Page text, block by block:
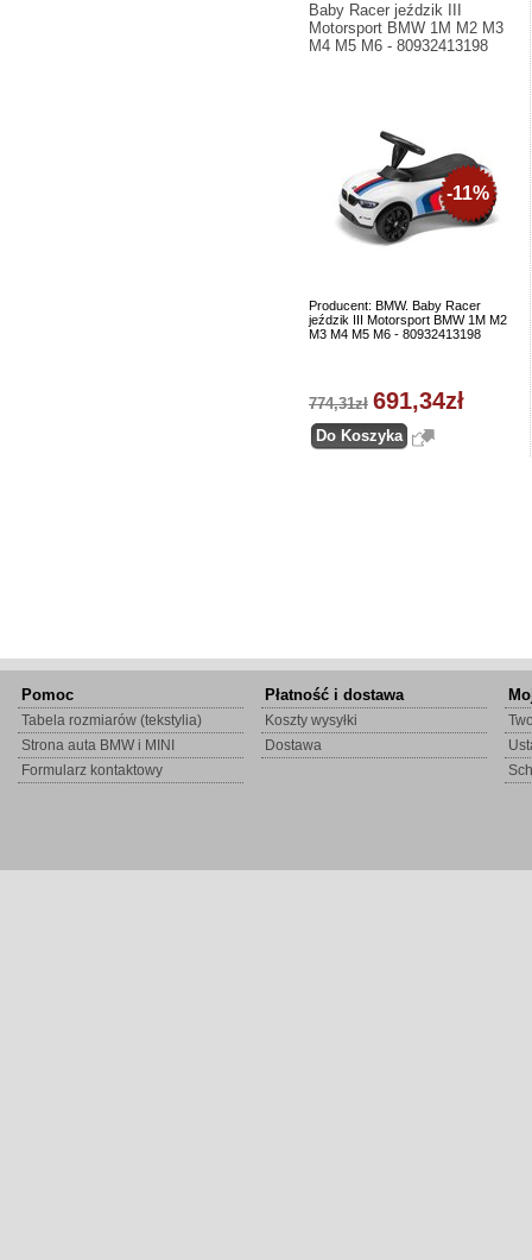
Baby Racer jeździk III
Motorsport BMW 1M M2 M3
M4 M5 M6 - 80932413198
Producent: BMW. Baby Racer
jeździk III Motorsport BMW 1M M2
M3 M4 M5 M6 - 80932413198
-11%
774,31zł 691,34zł
Pomoc
Tabela rozmiarów (tekstylia)
Strona auta BMW i MINI
Formularz kontaktowy
Płatność i dostawa
Koszty wysyłki
Dostawa